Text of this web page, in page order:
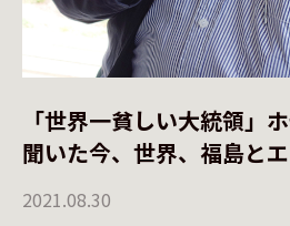
「世界一貧しい大統領」
聞いた今、世界、福島と
2021.08.30